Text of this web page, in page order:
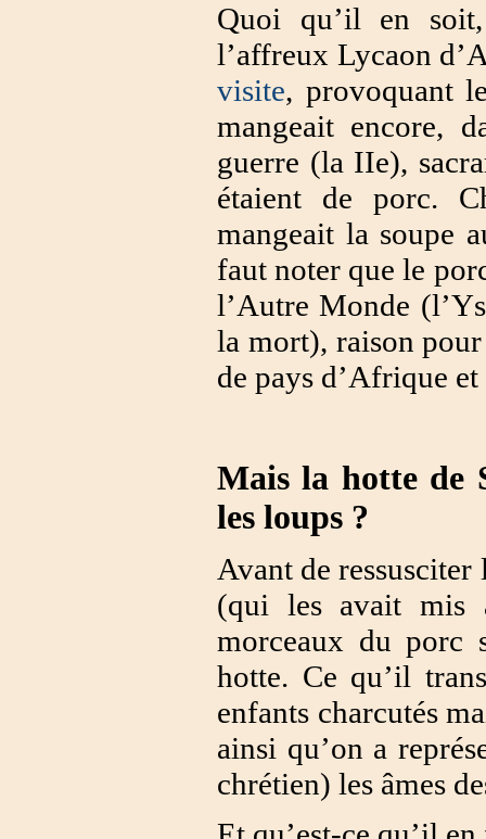
Quoi qu’il en
l’affreux Lycaon
visite, provoquant
mangeait encore,
guerre (la IIe),
étaient de porc.
mangeait la soupe
faut noter que le
l’Autre Monde
la mort), raison
de pays d’Afrique
Mais la hotte de
les loups ?
Avant de ressusciter
(qui les avait mis
morceaux du porc
hotte. Ce qu’il
enfants charcutés
ainsi qu’on a
chrétien) les âmes